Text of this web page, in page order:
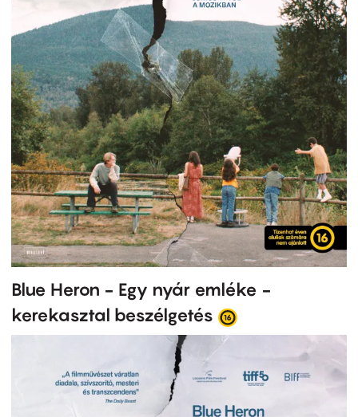
Blue Heron - Egy nyár emléke -
kerekasztal beszélgetés